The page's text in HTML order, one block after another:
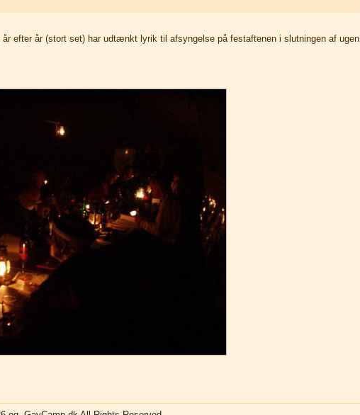
efter år (stort set) har udtænkt lyrik til afsyngelse på festaftenen i slutningen af ugen.